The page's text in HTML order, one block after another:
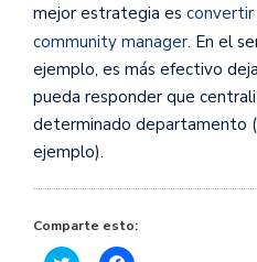
mejor estrategia es
community manager. En el
ejemplo, es más efectivo
pueda responder que
determinado departamento
ejemplo).
Comparte esto: